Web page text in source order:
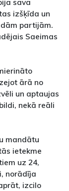
sava
izšķīda un
partijām.
Saeimas
ārā no
un aptaujas
nekā reāli
mandātu
ietekme
uz 24,
norādīja
izcilo